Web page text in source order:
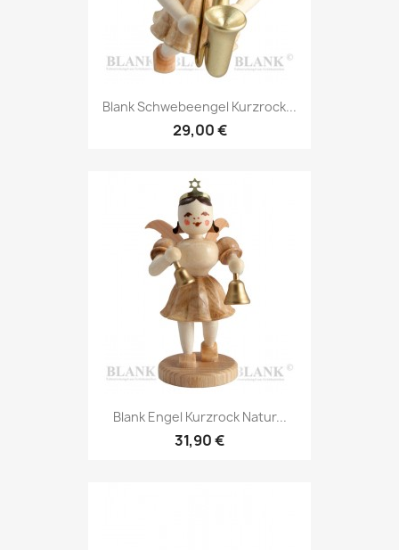
Blank Schwebeengel Kurzrock...
29,00 €
Blank Engel Kurzrock Natur...
31,90 €